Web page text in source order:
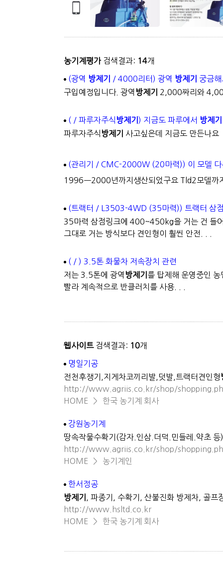
농기계평가검색결과: 14개
(광역 방제기 / 4000리터) 광역 방제기
궁금해
구입예정입니다. 광역 방제기 2,000짜리와
( / 파루자주식 방제기 ) 지금도 파루에서 방제기
파루자주식 방제기 사고싶은데 지금도 만든나요
(관리기 / CMC-2000W (20마력)) 이 모델 다
1996ㅡ2000년까지생산되었구요 Tld2모델까
(트랙터 / L3503-4WD (35마력)) 트랙터 삼
35마력 삼점링크에 400~450kg을 거는 건 들
그대로 거는 방식보다 견인형이 훨씬 안전. . .
( / ) 3.5톤 화물차 저속장치 관련
저는 3.5톤에 광역 방제기 를 탑제해 운영중인
빨라 계속적으로 반클러치를 사용. . .
웹사이트검색결과: 10개
명일기공
전천후쟁기,지게차코끼리발,덧발,트랙터견인형
http://www.agriis.co.kr/shop/
HOME
> 한국 농기계 회사
강원농기계
땅속작물수확기(감자.인삼.더덕.민들레.약초
http://www.agriis.co.kr/shop/
HOME
> 농기계인
한서정공
방제기
, 파종기, 수확기, 산불진화 방제차, 골
http://www.hsltd.co.kr
HOME
> 한국 농기계 회사